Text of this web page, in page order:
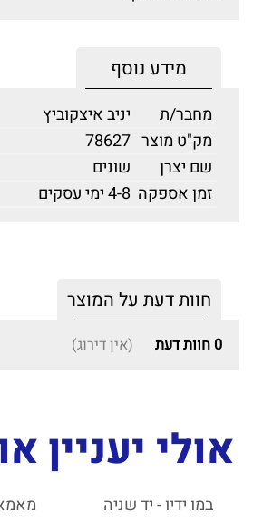
מידע נוסף
מחבר/ת
יניב איצקוביץ
מק"ט מוצר 78627
שם יצרן
שונים
זמן אספקה 4-8 ימי עסקים
חוות דעת על המוצר
0 חוות דעת (אין דירוג)
אולי יעניין
במו ידיו - יד שניה